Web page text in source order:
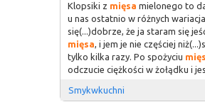
Klopsiki z mięsa mielonego to
u nas ostatnio w różnych
się(...)dobrze, że ja staram się
mięsa, i jem je nie częściej
tylko kilka razy. Po spożyciu
odczucie ciężkości w żołądku i
Smykwkuchni